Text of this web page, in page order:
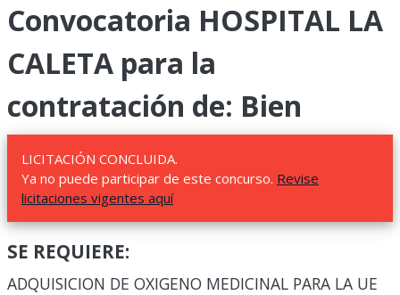
Convocatoria HOSPITAL LA
CALETA para la
contratación de: Bien
LICITACIÓN CONCLUIDA.
Ya no puede participar de este concurso. Revise
licitaciones vigentes aquí
SE REQUIERE:
ADQUISICION DE OXIGENO MEDICINAL PARA LA UE